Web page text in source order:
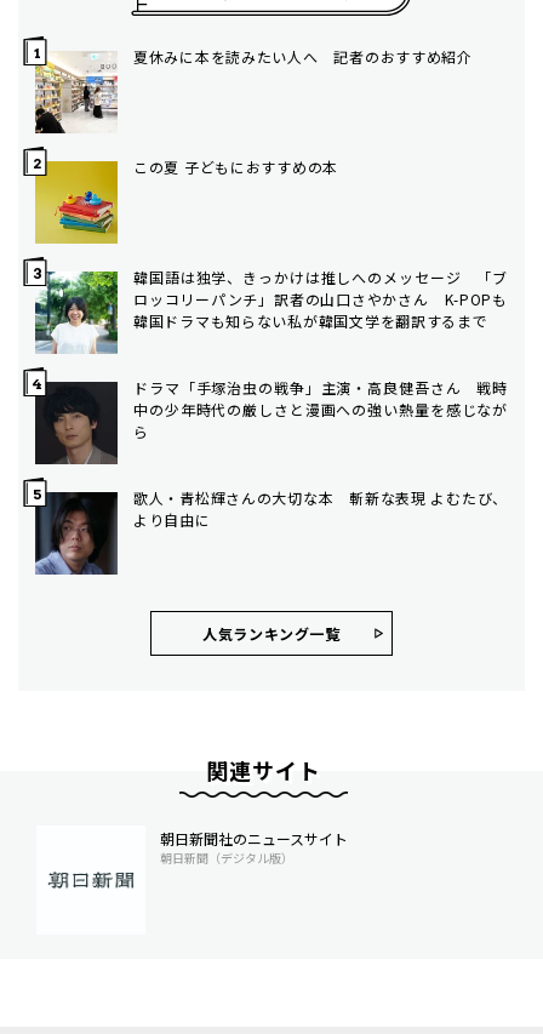
夏休みに本を読みたい人へ 記者のおすすめ紹介
この夏 子どもにおすすめの本
韓国語は独学、きっかけは推しへのメッセージ 「ブ
ロッコリーパンチ」訳者の山口さやかさん K-POPも
韓国ドラマも知らない私が韓国文学を翻訳するまで
ドラマ「手塚治虫の戦争」主演・高良健吾さん 戦時
中の少年時代の厳しさと漫画への強い熱量を感じなが
ら
歌人・青松輝さんの大切な本 斬新な表現 よむたび、
より自由に
人気ランキング⼀覧
関連サイト
朝日新聞社のニュースサイト
朝日新聞（デジタル版）